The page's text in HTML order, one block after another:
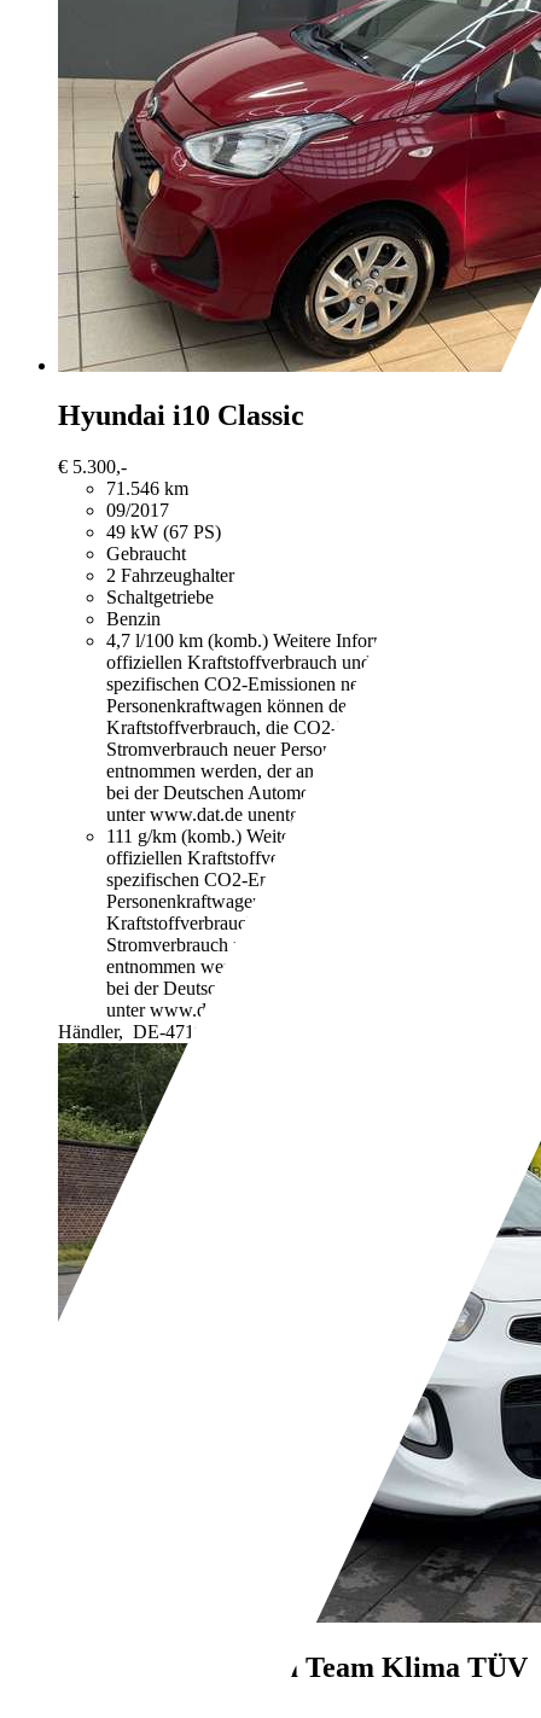
Hyundai i10 Classic
€ 5.300,-
71.546 km
09/2017
49 kW (67 PS)
Gebraucht
2 Fahrzeughalter
Schaltgetriebe
Benzin
4,7 l/100 km (komb.) Weitere Informationen zum
offiziellen Kraftstoffverbrauch und den offiziellen
spezifischen CO2-Emissionen neuer
Personenkraftwagen können dem "Leitfaden über den
Kraftstoffverbrauch, die CO2-Emissionen und den
Stromverbrauch neuer Personenkraftwagen"
entnommen werden, der an allen Verkaufsstellen und
bei der Deutschen Automobil Treuhand GmbH
unter www.dat.de unentgeltlich erhältlich ist.
111 g/km (komb.) Weitere Informationen zum
offiziellen Kraftstoffverbrauch und den offiziellen
spezifischen CO2-Emissionen neuer
Personenkraftwagen können dem "Leitfaden über den
Kraftstoffverbrauch, die CO2-Emissionen und den
Stromverbrauch neuer Personenkraftwagen"
entnommen werden, der an allen Verkaufsstellen und
bei der Deutschen Automobil Treuhand GmbH
unter www.dat.de unentgeltlich erhältlich ist.
Händler, DE-47198 Duisburg
Dream Team Klima TÜV